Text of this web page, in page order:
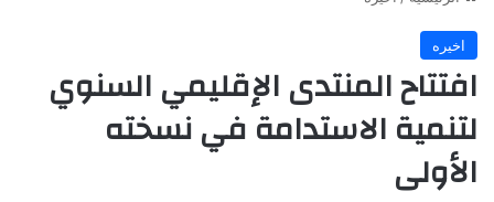
اخيره
افتتاح المنتدى الإقليمي السنوي
لتنمية الاستدامة في نسخته
الأولى